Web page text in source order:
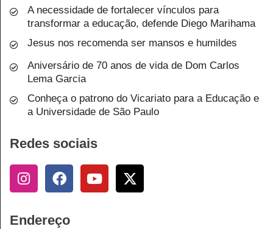
A necessidade de fortalecer vínculos para
transformar a educação, defende Diego Marihama
Jesus nos recomenda ser mansos e humildes
Aniversário de 70 anos de vida de Dom Carlos
Lema Garcia
Conheça o patrono do Vicariato para a Educação e
a Universidade de São Paulo
Redes sociais
Endereço